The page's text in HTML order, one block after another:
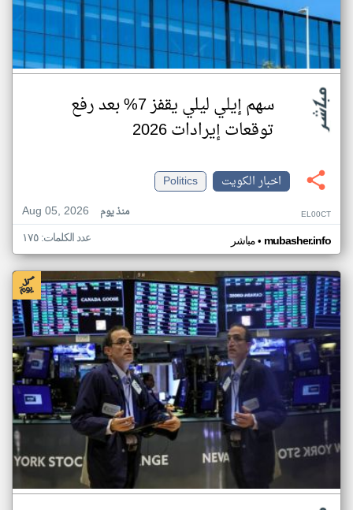
سهم إيلي ليلي يقفز 7% بعد رفع
توقعات إيرادات 2026
اخبار الكويت
Politics
Aug 05, 2026
منذ يوم EL00CT
مباشر• mubasher.info عدد الكلمات: ١٧٥